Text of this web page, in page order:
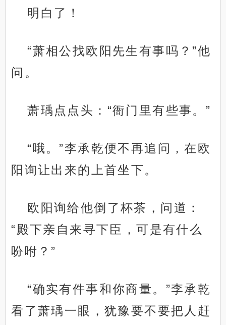
明白了！
“萧相公找欧阳先生有事吗？”他
问。
萧瑀点点头：“衙门里有些事。”
“哦。”李承乾便不再追问，在欧
阳询让出来的上首坐下。
欧阳询给他倒了杯茶，问道：
“殿下亲自来寻下臣，可是有什么
吩咐？”
“确实有件事和你商量。”李承乾
看了萧瑀一眼，犹豫要不要把人赶